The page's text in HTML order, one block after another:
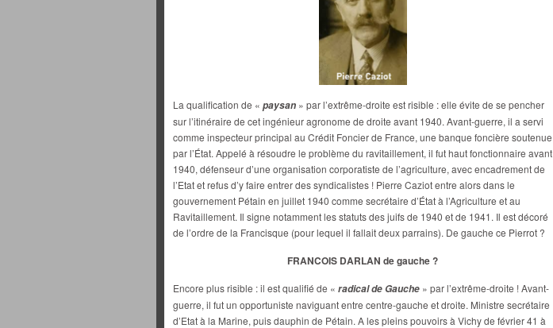
La qualification de « paysan » par l’extrême-droite est risible : elle évite de se pencher
sur l’itinéraire de cet ingénieur agronome de droite avant 1940. Avant-guerre, il a servi
comme inspecteur principal au Crédit Foncier de France, une banque foncière soutenue
par l’État. Appelé à résoudre le problème du ravitaillement, il fut haut fonctionnaire avant
1940, défenseur d’une organisation corporatiste de l’agriculture, avec encadrement de
l’Etat et refus d’y faire entrer des syndicalistes ! Pierre Caziot entre alors dans le
gouvernement Pétain en juillet 1940 comme secrétaire d’État à l’Agriculture et au
Ravitaillement. Il signe notamment les statuts des juifs de 1940 et de 1941. Il est décoré
de l’ordre de la Francisque (pour lequel il fallait deux parrains). De gauche ce Pierrot ?
FRANCOIS DARLAN de gauche ?
Encore plus risible : il est qualifié de « radical de Gauche » par l’extrême-droite ! Avant-
guerre, il fut un opportuniste naviguant entre centre-gauche et droite. Ministre secrétaire
d’Etat à la Marine, puis dauphin de Pétain. A les pleins pouvoirs à Vichy de février 41 à